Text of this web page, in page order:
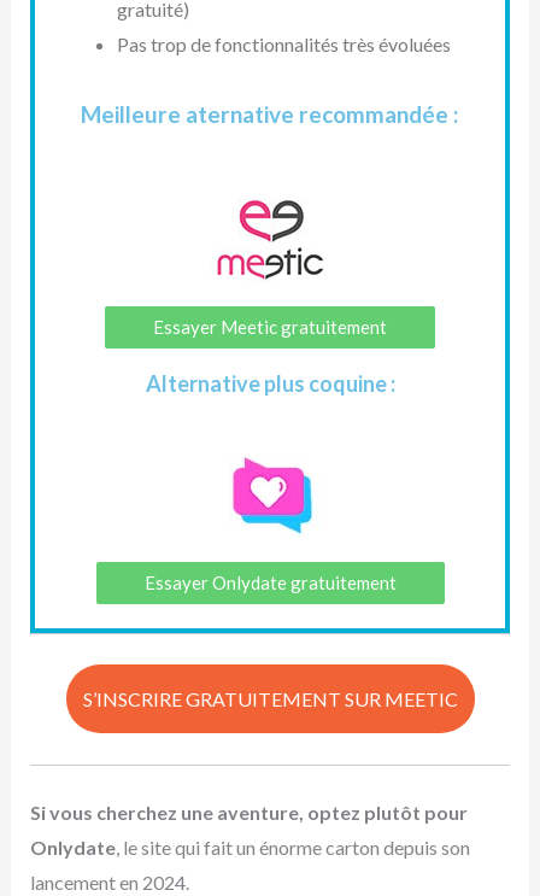
gratuité)
Pas trop de fonctionnalités très évoluées
Meilleure aternative recommandée :
Essayer Meetic gratuitement
Alternative plus coquine :
Essayer Onlydate gratuitement
S’INSCRIRE GRATUITEMENT SUR MEETIC
Si vous cherchez une aventure, optez plutôt pour
Onlydate, le site qui fait un énorme carton depuis son
lancement en 2024.